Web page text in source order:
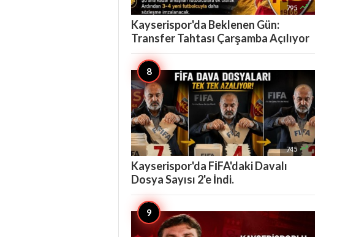
795 
Kayserispor'da Beklenen Gün:
Transfer Tahtası Çarşamba Açılıyor
745 
Kayserispor'da FİFA'daki Davalı
Dosya Sayısı 2'e İndi.